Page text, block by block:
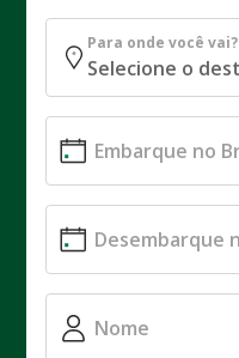
Para onde você vai?